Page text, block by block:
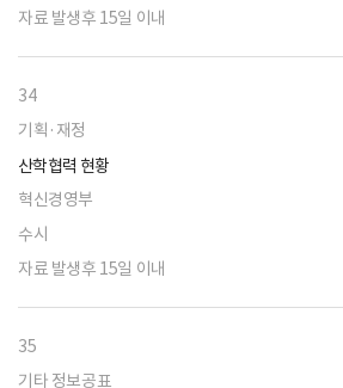
자료 발생후 15일 이내
34
기획·재정
산학협력 현황
혁신경영부
수시
자료 발생후 15일 이내
35
기타 정보공표